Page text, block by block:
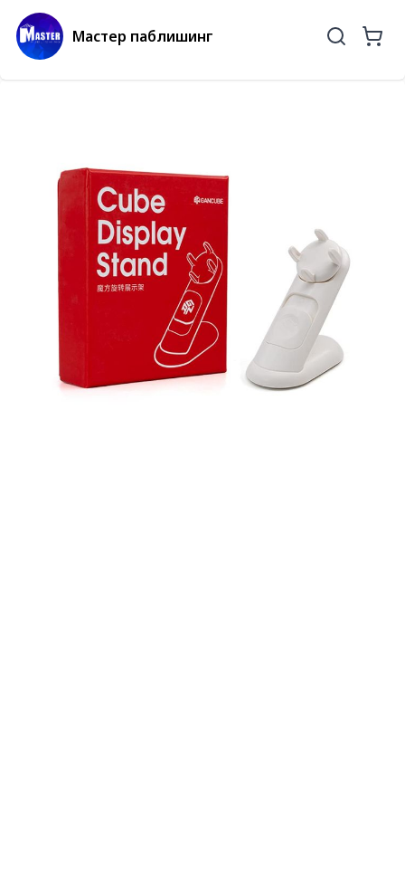
Мастер паблишинг